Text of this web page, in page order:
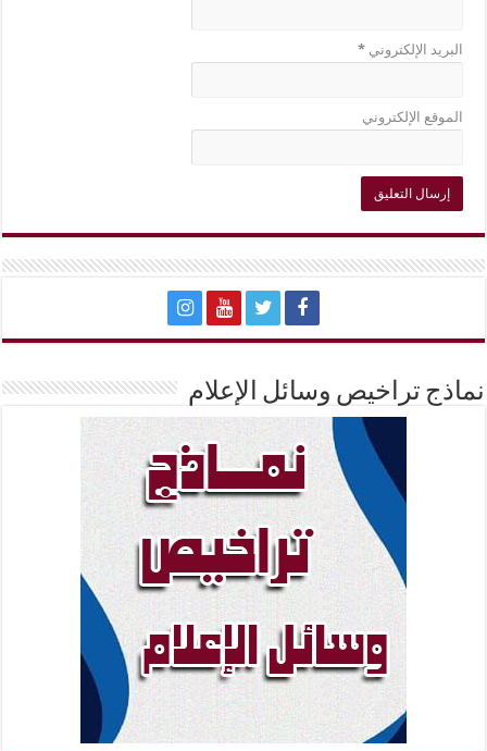
البريد الإلكتروني*
الموقع الإلكتروني
نماذج تراخيص وسائل الإعلام